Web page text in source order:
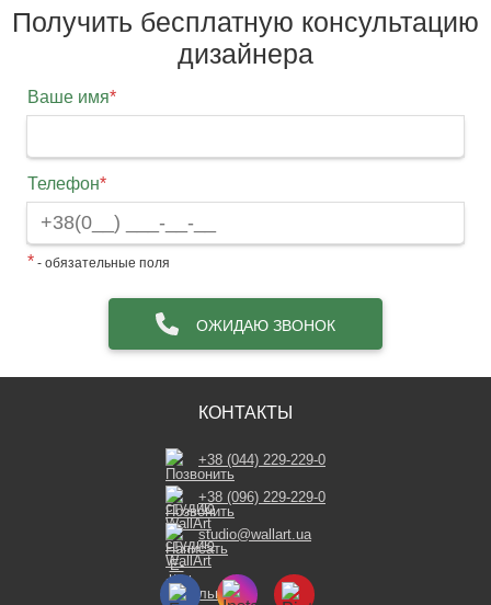
Получить бесплатную консультацию
дизайнера
Ваше имя*
Телефон*
* - обязательные поля
ОЖИДАЮ ЗВОНОК
КОНТАКТЫ
+38 (044) 229-229-0
+38 (096) 229-229-0
studio@wallart.ua